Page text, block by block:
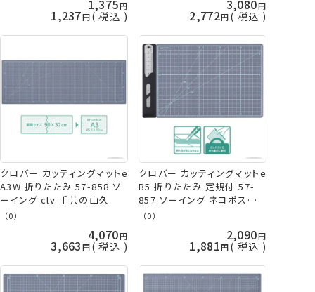
1,375
1,237 税込
3,080
2,772 税込
クロバー カッティングマットe
A3W 折りたたみ 57-858 ソ
ーイング clv 手芸の山久
（0）
4,070
3,663 税込
クロバー カッティングマットe
B5 折りたたみ 定規付 57-
857 ソーイング ネコポス可
clv 手芸の山久
（0）
2,090
1,881 税込